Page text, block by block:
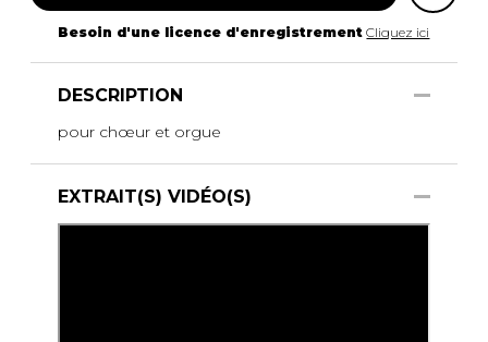
Besoin d'une licence d'enregistrement Cliquez ici
DESCRIPTION
pour chœur et orgue
EXTRAIT(S) VIDÉO(S)